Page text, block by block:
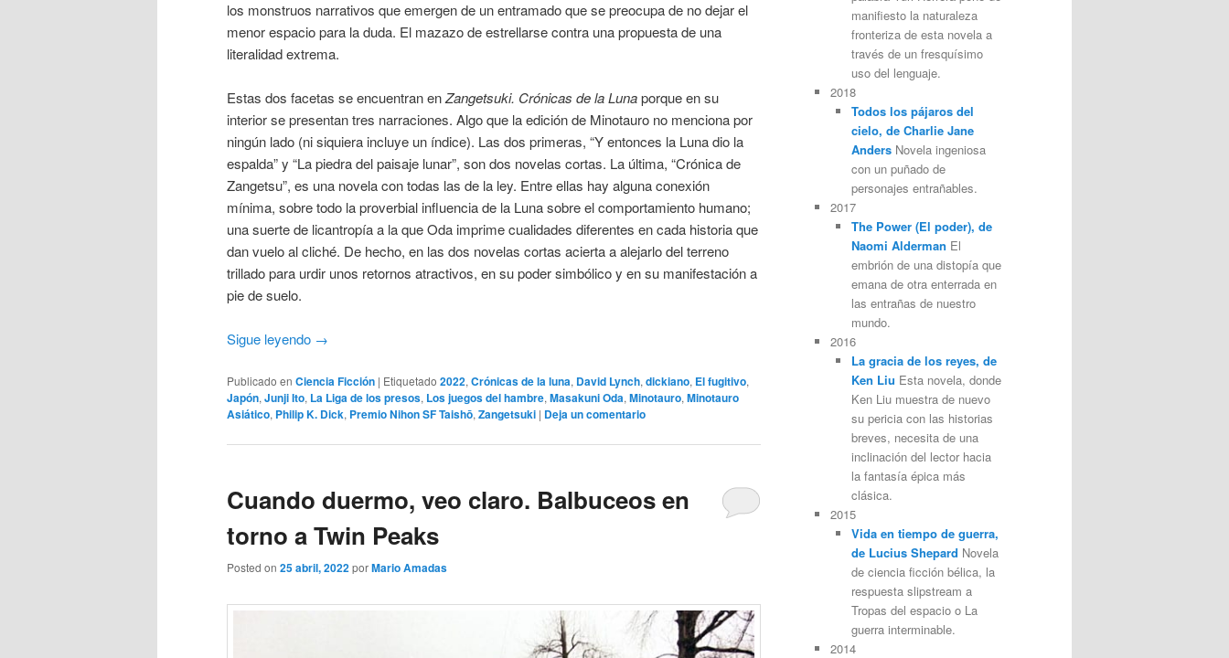
los monstruos narrativos que emergen de un entramado que se preocupa de no dejar el
menor espacio para la duda. El mazazo de estrellarse contra una propuesta de una
literalidad extrema.
Estas dos facetas se encuentran enZangetsuki. Crónicas de la Lunaporque en su
interior se presentan tres narraciones. Algo que la edición de Minotauro no menciona por
ningún lado (ni siquiera incluye un índice). Las dos primeras, “Y entonces la Luna dio la
espalda” y “La piedra del paisaje lunar”, son dos novelas cortas. La última, “Crónica de
Zangetsu”, es una novela con todas las de la ley. Entre ellas hay alguna conexión
mínima, sobre todo la proverbial influencia de la Luna sobre el comportamiento humano;
una suerte de licantropía a la que Oda imprime cualidades diferentes en cada historia que
dan vuelo al cliché. De hecho, en las dos novelas cortas acierta a alejarlo del terreno
trillado para urdir unos retornos atractivos, en su poder simbólico y en su manifestación a
pie de suelo.
Sigue leyendo →
Publicado en Ciencia Ficción | Etiquetado 2022, Crónicas de la luna, David Lynch, dickiano, El fugitivo,
Japón, Junji Ito, La Liga de los presos, Los juegos del hambre, Masakuni Oda, Minotauro, Minotauro
Asiático, Philip K. Dick, Premio Nihon SF Taishō, Zangetsuki | Deja un comentario
Cuando duermo, veo claro. Balbuceos en
torno a Twin Peaks
Posted on 25 abril, 2022porMario Amadas
manifiesto la naturaleza
fronteriza de esta novela a
través de un fresquísimo
uso del lenguaje.
2018
Todos los pájaros del
cielo, de Charlie Jane
AndersNovela ingeniosa
con un puñado de
personajes entrañables.
2017
The Power (El poder), de
Naomi Alderman El
embrión de una distopía que
emana de otra enterrada en
las entrañas de nuestro
mundo.
2016
La gracia de los reyes, de
Ken Liu Esta novela, donde
Ken Liu muestra de nuevo
su pericia con las historias
breves, necesita de una
inclinación del lector hacia
la fantasía épica más
clásica.
2015
Vida en tiempo de guerra,
de Lucius Shepard Novela
de ciencia ficción bélica, la
respuesta slipstream a
Tropas del espacio o La
guerra interminable.
2014